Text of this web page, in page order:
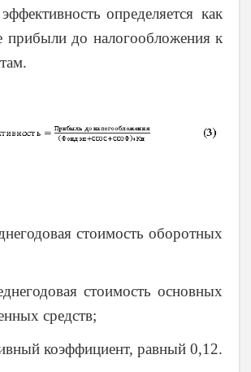
определяется как
прибыли до налогообложения к
стоимость оборотных
стоимость основных
средств;
коэффициент, равный 0,12.